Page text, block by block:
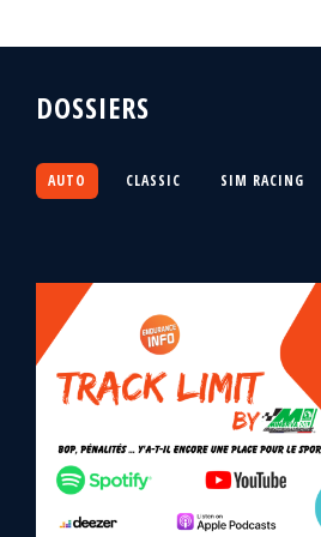
DOSSIERS
AUTO CLASSIC SIM RACING